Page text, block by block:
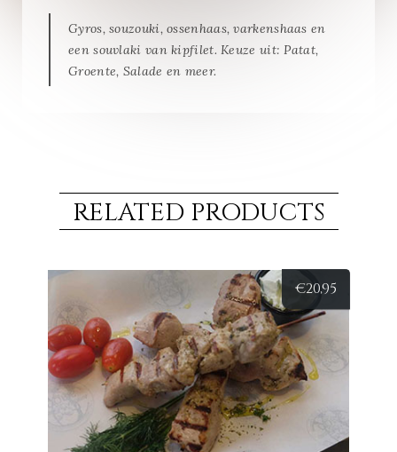
Gyros, souzouki, ossenhaas, varkenshaas en
een souvlaki van kipfilet. Keuze uit: Patat,
Groente, Salade en meer.
RELATED PRODUCTS
€20,95